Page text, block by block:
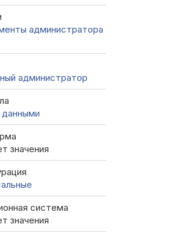
администратора
администратор
значения
система
значения